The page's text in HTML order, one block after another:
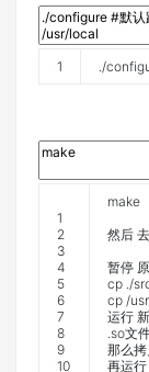
1 /
1
2
3
4
5
6
7
8
9
10
make
然后 去
暂停
cp /
cp /usr
运行
so文
那么拷
再运行